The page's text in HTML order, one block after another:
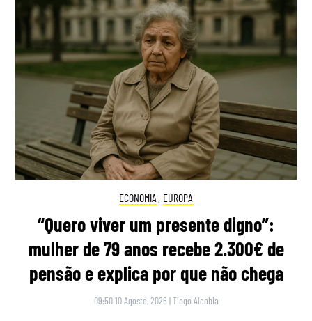
ECONOMIA , EUROPA
“Quero viver um presente digno”:
mulher de 79 anos recebe 2.300€ de
pensão e explica por que não chega
09:50 10 Agosto, 2026 |Tiago Alcobia